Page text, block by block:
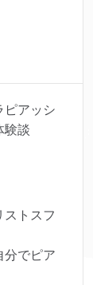
ピアッシ
験談
ストスフ
分でピア